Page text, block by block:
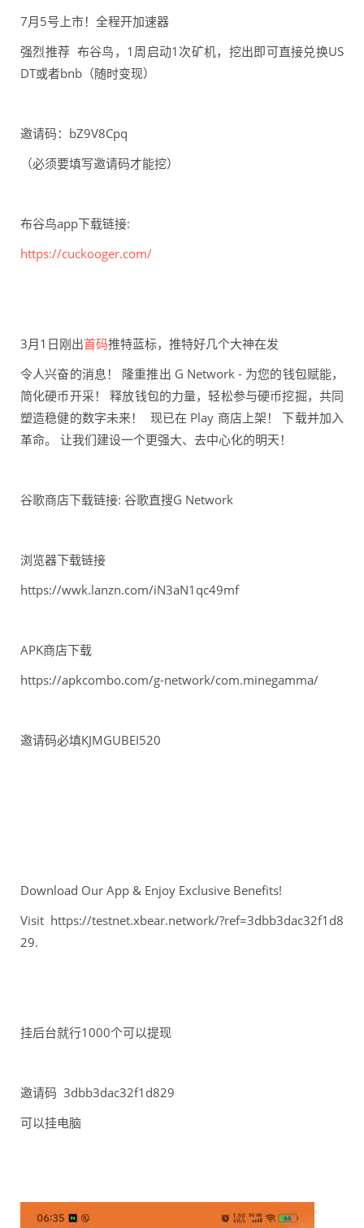
7月5号上市！全程开加速器
强烈推荐 布谷鸟，1周启动1次矿机，挖出即可直接兑换US
DT或者bnb（随时变现）
邀请码：bZ9V8Cpq
（必须要填写邀请码才能挖）
布谷鸟app下载链接:
https://cuckooger.com/
3月1日刚出首码推特蓝标，推特好几个大神在发
令人兴奋的消息！ 隆重推出 G Network - 为您的钱包赋能，
简化硬币开采！ 释放钱包的力量，轻松参与硬币挖掘，共同
塑造稳健的数字未来！ 现已在 Play 商店上架！ 下载并加入
革命。 让我们建设一个更强大、去中心化的明天！
谷歌商店下载链接: 谷歌直搜G Network
浏览器下载链接
https://wwk.lanzn.com/iN3aN1qc49mf
APK商店下载
https://apkcombo.com/g-network/com.minegamma/
邀请码必填KJMGUBEI520
Download Our App & Enjoy Exclusive Benefits!
Visit https://testnet.xbear.network/?ref=3dbb3dac32f1d8
29.
挂后台就行1000个可以提现
邀请码 3dbb3dac32f1d829
可以挂电脑